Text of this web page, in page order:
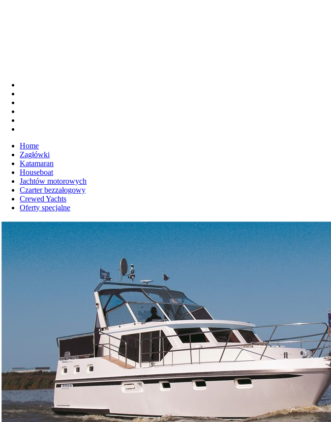
Home
Zagłówki
Katamaran
Houseboat
Jachtów motorowych
Czarter bezzałogowy
Crewed Yachts
Oferty specjalne